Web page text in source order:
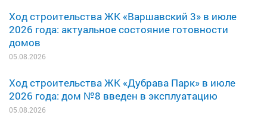
Ход строительства ЖК «Варшавский 3» в июле
2026 года: актуальное состояние готовности
домов
05.08.2026
Ход строительства ЖК «Дубрава Парк» в июле
2026 года: дом №8 введен в эксплуатацию
05.08.2026